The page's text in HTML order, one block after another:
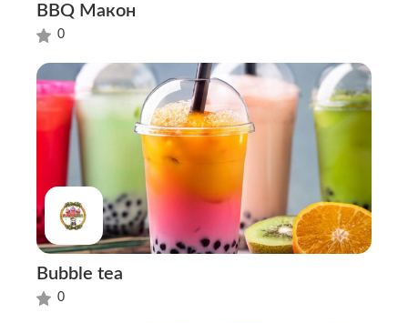
BBQ Макон
0
Bubble tea
0